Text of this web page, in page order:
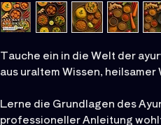
Tauche ein in die Welt der
aus uraltem Wissen,
Lerne die Grundlagen des
professioneller Anleitung